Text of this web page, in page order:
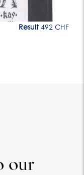
Result 492 CHF
our